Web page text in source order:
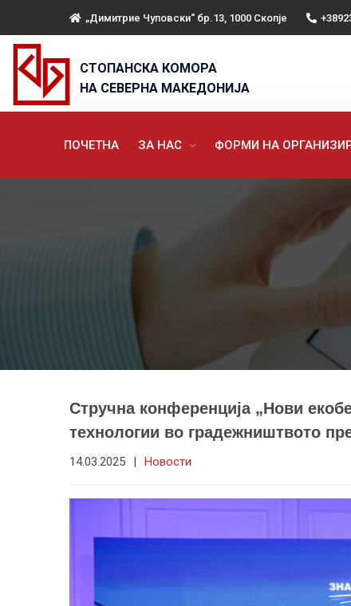
„Димитрие Чуповски“ бр.13, 1000 Скопје
СТОПАНСКА КОМОРА
НА СЕВЕРНА МАКЕДОНИЈА
ПОЧЕТНА ЗА НАС ФОРМИ НА
Стручна конференција „Нови
технологии во градежништвото
14.03.2025 | Новости